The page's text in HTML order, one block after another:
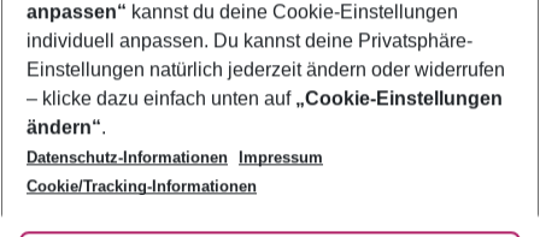
Footer
Footer navigation
Über uns
AGB
Bestpreisgarantie
Cookie-Einstellungen ändern
Cookie-Richtlinie
Agenturbetreuung
Barrierefreies Reisen
Folge uns
anpassen“ kannst du deine Cookie-Einstellungen
individuell anpassen. Du kannst deine Privatsphäre-
Einstellungen natürlich jederzeit ändern oder widerrufen
– klicke dazu einfach unten auf „Cookie-Einstellungen
ändern“.
Datenschutz-Informationen
Impressum
Cookie/Tracking-Informationen